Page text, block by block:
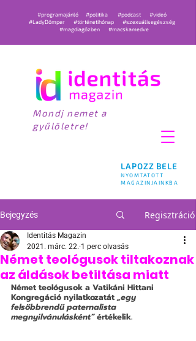
LAPOZZ BELE
NYOMTATOTT
MAGAZINJAINKBA
#programajánló #politika #podcast
#videó
#LadyDömper
#történetihónap
#szexuálisegészség
#magdiagőzben
#macskamedve
Mondj nemet a
gyűlöletre!
Bejegyzés Regisztráció
Német teológusok tiltakoznak
az áldások betiltása miatt
Identitás Magazin
2021. márc. 22. 1 perc olvasás
Német teológusok a Vatikáni Hittani
Kongregáció nyilatkozatát „egy
felsőbbrendű paternalista
megnyilvánulásként” értékelik.